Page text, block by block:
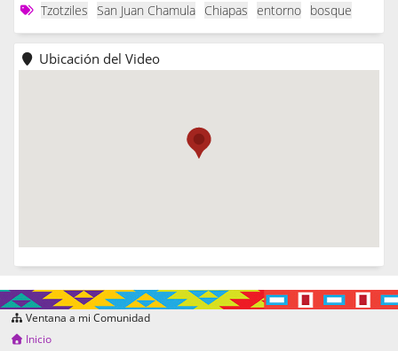
Tzotziles
San Juan Chamula Chiapas entorno bosque
Ubicación del Video
Ventana a mi Comunidad
Inicio